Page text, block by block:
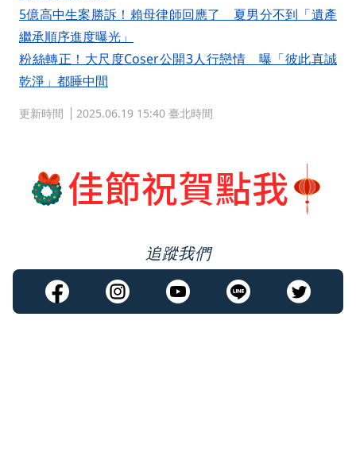
5億高中生案勝訴！賴母律師回應了 夏男分不到「遺產
繼承順序進度曝光」
粉絲轉正！大尺度Coser公開3人行戀情 曝「彼此真誠
乾淨」都睡中間
更新時間 2025.06.19 15:40 臺北時間
追蹤我們